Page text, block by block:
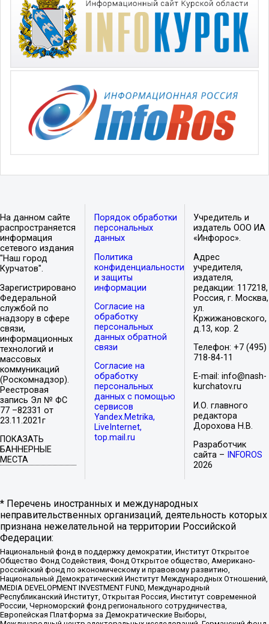
На данном сайте
распространяется
информация
сетевого издания
"Наш город
Курчатов".
Зарегистрировано
Федеральной
службой по
надзору в сфере
связи,
информационных
технологий и
массовых
коммуникаций
(Роскомнадзор).
Реестровая
запись Эл № ФС
77 –82331 от
23.11.2021г
ПОКАЗАТЬ
БАННЕРНЫЕ
МЕСТА
Порядок обработки
персональных
данных
Политика
конфиденциальности
и защиты
информации
Согласие на
обработку
персональных
данных обратной
связи
Согласие на
обработку
персональных
данных с помощью
сервисов
Yandex.Metrika,
LiveInternet,
top.mail.ru
Учредитель и
издатель ООО ИА
«Инфорос».
Адрес
учредителя,
издателя,
редакции: 117218,
Россия, г. Москва,
ул.
Кржижановского,
д.13, кор. 2
Телефон: +7 (495)
718-84-11
E-mail: info@nash-
kurchatov.ru
И.О. главного
редактора
Дорохова Н.В.
Разработчик
сайта –
INFOROS
2026
* Перечень иностранных и международных
неправительственных организаций, деятельность которых
признана нежелательной на территории Российской
Федерации:
Национальный фонд в поддержку демократии, Институт Открытое
Общество Фонд Содействия, Фонд Открытое общество, Американо-
российский фонд по экономическому и правовому развитию,
Национальный Демократический Институт Международных Отношений,
MEDIA DEVELOPMENT INVESTMENT FUND, Международный
Республиканский Институт, Открытая Россия, Институт современной
России, Черноморский фонд регионального сотрудничества,
Европейская Платформа за Демократические Выборы,